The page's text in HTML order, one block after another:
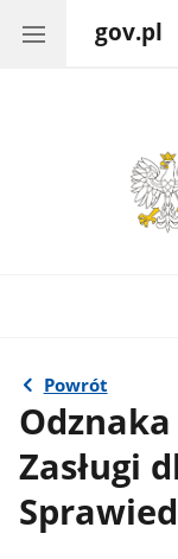
gov.pl
Powrót
Zasługi